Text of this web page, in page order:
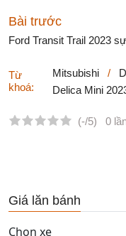
Bài trước
Ford Transit Trail 2023
Từ
khoá:
Mitsubishi /
Delica Mini
(-/5) 0
Giá lăn bánh
Chọn xe